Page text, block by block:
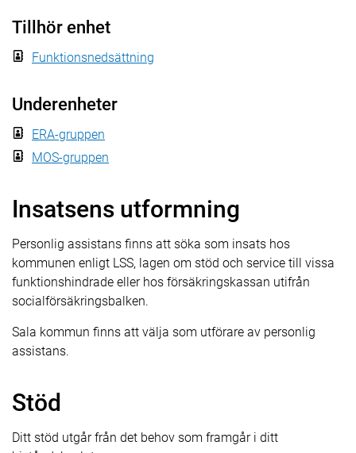
Tillhör enhet
Funktionsnedsättning
Underenheter
ERA-gruppen
MOS-gruppen
Insatsens utformning
Personlig assistans finns att söka som insats hos
kommunen enligt LSS, lagen om stöd och service till vissa
funktionshindrade eller hos försäkringskassan utifrån
socialförsäkringsbalken.
Sala kommun finns att välja som utförare av personlig
assistans.
Stöd
Ditt stöd utgår från det behov som framgår i ditt